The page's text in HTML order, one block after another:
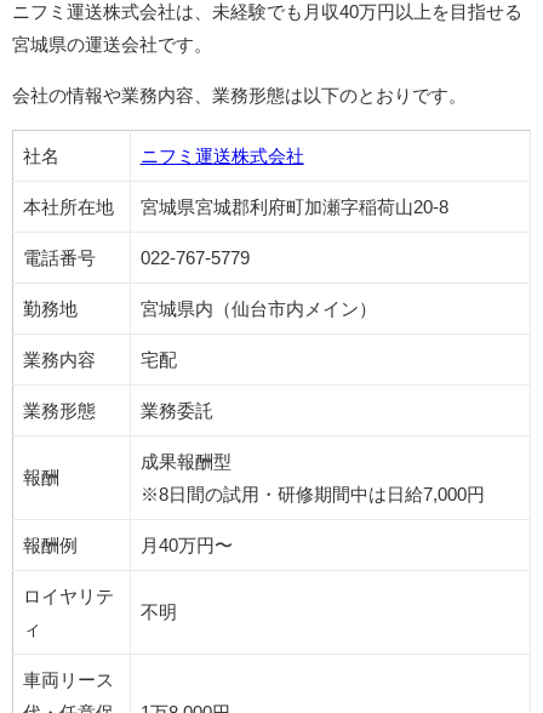
ニフミ運送株式会社は、未経験でも月収40万円以上を目指せる
宮城県の運送会社です。
会社の情報や業務内容、業務形態は以下のとおりです。
社名 ニフミ運送株式会社
本社所在地 宮城県宮城郡利府町加瀬字稲荷山20-8
電話番号 022-767-5779
勤務地 宮城県内（仙台市内メイン）
業務内容 宅配
業務形態 業務委託
報酬
成果報酬型
※8日間の試用・研修期間中は日給7,000円
報酬例 月40万円〜
ロイヤリテ
ィ
不明
車両リース